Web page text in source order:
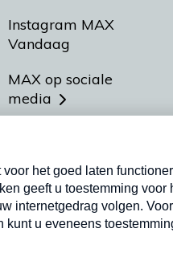
Instagram MAX
Vandaag
MAX op sociale
media
Meldpunt Actueel
Heel Holland Bakt
Neem